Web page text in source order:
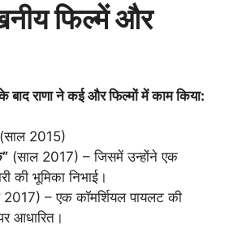
फिल्में और
बाद राणा ने कई और फिल्मों में काम किया:
(साल 2015)
(साल 2017) – जिसमें उन्होंने एक
की भूमिका निभाई।
2017) – एक कॉमर्शियल पायलट की
आधारित।